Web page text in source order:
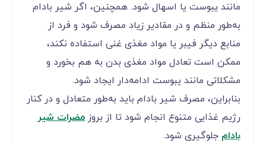
مانند یبوست یا اسهال شود. همچنین، اگر شیر بادام
به‌طور منظم و در مقادیر زیاد مصرف شود و فرد از
منابع دیگر فیبر یا مواد مغذی غنی استفاده نکند،
ممکن است تعادل مواد مغذی بدن به هم بخورد و
مشکلاتی مانند یبوست ادامه‌دار ایجاد شود.
بنابراین، مصرف شیر بادام باید به‌طور متعادل و در کنار
رژیم غذایی متنوع انجام شود تا از بروزمضرات شیر
بادام جلوگیری شود.